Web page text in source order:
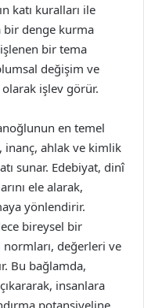
katı kuralları ile
bir denge kurma
işlenen bir tema
değişim ve
işlev görür.
en temel
inanç, ahlak ve kimlik
sunar. Edebiyat, dinî
ele alarak,
yönlendirir.
bireysel bir
değerleri ve
Bu bağlamda,
insanlara
potansiyeline